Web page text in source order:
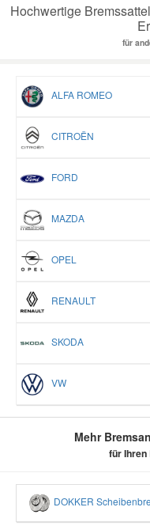
Hochwertige
für
ALFA ROMEO
CITROËN
FORD
MAZDA
OPEL
RENAULT
SKODA
VW
Mehr
für Ihren
DOKKER